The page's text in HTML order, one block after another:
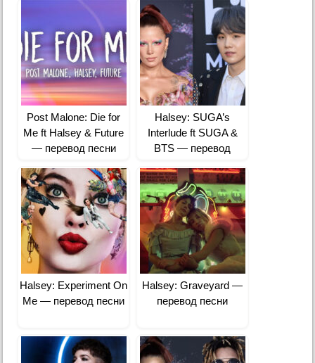
Post Malone: Die for
Me ft Halsey & Future
— перевод песни
Halsey: SUGA’s
Interlude ft SUGA &
BTS — перевод
Halsey: Experiment On
Me — перевод песни
Halsey: Graveyard —
перевод песни